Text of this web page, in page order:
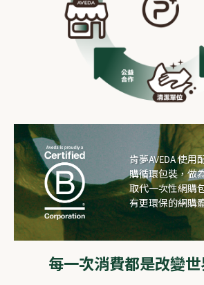
肯夢AVEDA 使用
購循環包裝，做
取代一次性網購
有更環保的網購
每一次消費都是改變